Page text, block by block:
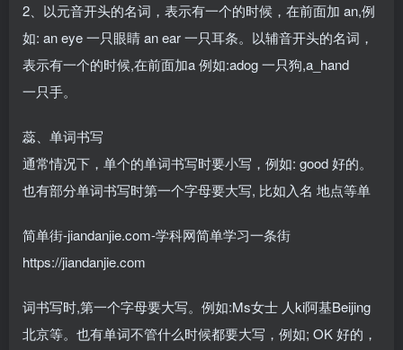
2、以元音开头的名词，表示有一个的时候，在前面加 an,例
如: an eye 一只眼睛 an ear 一只耳条。以辅音开头的名词，
表示有一个的时候,在前面加a 例如:adog 一只狗,a_hand
一只手。
蕊、单词书写
通常情况下，单个的单词书写时要小写，例如: good 好的。
也有部分单词书写时第一个字母要大写, 比如入名 地点等单
简单街-jiandanjie.com-学科网简单学习一条街
https://jiandanjie.com
词书写时,第一个字母要大写。例如:Ms女士 人ki阿基Beijing
北京等。也有单词不管什么时候都要大写，例如; OK 好的，